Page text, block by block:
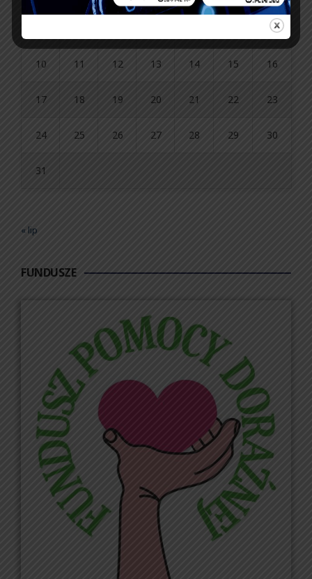
9
10 11 12 13 14 15 16
17 18 19 20 21 22 23
24 25 26 27 28 29 30
31
« lip
FUNDUSZE